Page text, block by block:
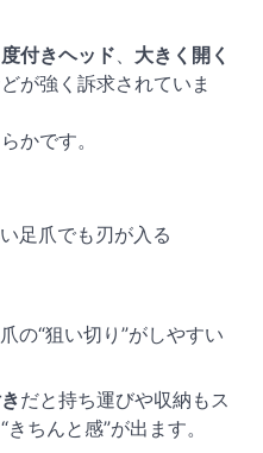
付きヘッド
大きく開く
が強く訴求されていま
かです。
い足爪でも刃が入る
の“狙い切り”がしやすい
だと持ち運びや収納もス
ちんと感”が出ます。